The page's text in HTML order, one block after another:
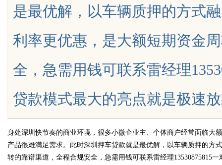
是最优解，以车辆质押的方式
利率更优惠，是大额短期资金
全，急需用钱可联系雷经理
贷款模式最大的亮点就是极速
身处深圳快节奏的商业环境，很多小微企业主、个体商户经常面临大
产品很难满足需求。此时深圳押车贷款就是最优解，以车辆质押的方
转的靠谱渠道，全程合规安全，急需用钱可联系雷经理13530875815一